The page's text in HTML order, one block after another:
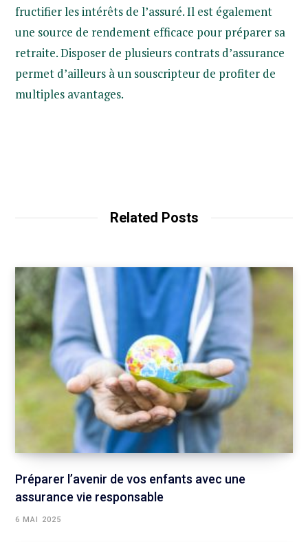
fructifier les intérêts de l’assuré. Il est également
une source de rendement efficace pour préparer sa
retraite. Disposer de plusieurs contrats d’assurance
permet d’ailleurs à un souscripteur de profiter de
multiples avantages.
Related Posts
Préparer l’avenir de vos enfants avec une
assurance vie responsable
6 MAI 2025